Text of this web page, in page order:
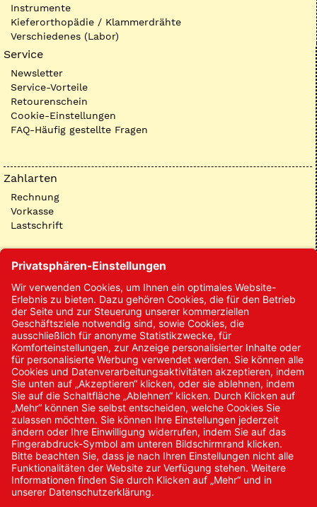
Instrumente
Kieferorthopädie / Klammerdrähte
Verschiedenes (Labor)
Service
Newsletter
Service-Vorteile
Retourenschein
Cookie-Einstellungen
FAQ-Häufig gestellte Fragen
Zahlarten
Rechnung
Vorkasse
Lastschrift
Kontakt
Kontakt/Anfrage
Neukundenanmeldung
Kennwort vergessen
Bestellungen
Sendung verfolgen